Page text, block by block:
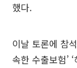
했다.
이날 토론에 참
속한 수출보험’